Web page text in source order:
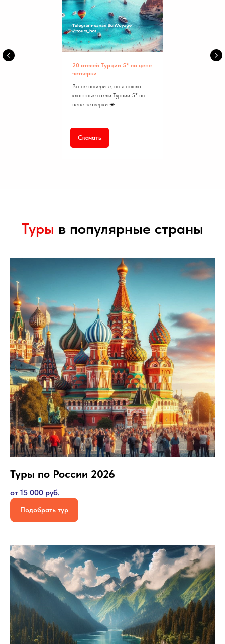
20 отелей Турции 5* по цене
четверки
Вы не поверите, но я нашла
классные отели Турции 5* по
цене четверки ☀️
Скачать
Туры в популярные страны
Туры по России 2026
от 15 000 руб.
Подобрать тур